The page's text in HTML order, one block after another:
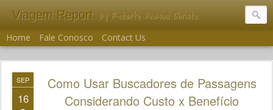
Viagem Report By Roberto Anesini Christo
Home Fale Conosco Contact Us
SEP
16
Como Usar Buscadores de Passagens
Considerando Custo x Benefício